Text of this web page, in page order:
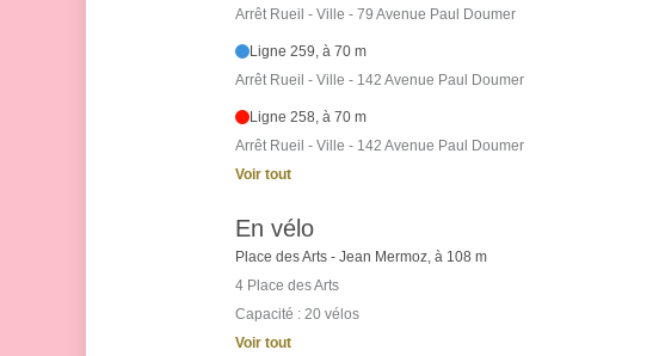
Arrêt Rueil - Ville - 79 Avenue Paul Doumer
Ligne 259, à 70 m
Arrêt Rueil - Ville - 142 Avenue Paul Doumer
Ligne 258, à 70 m
Arrêt Rueil - Ville - 142 Avenue Paul Doumer
Voir tout
En vélo
Place des Arts - Jean Mermoz, à 108 m
4 Place des Arts
Capacité : 20 vélos
Voir tout